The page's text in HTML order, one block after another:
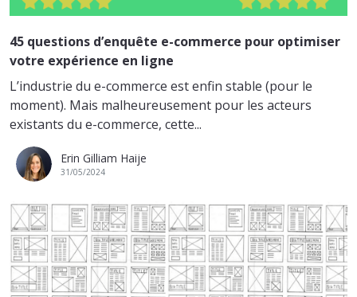
45 questions d’enquête e-commerce pour optimiser
votre expérience en ligne
L’industrie du e-commerce est enfin stable (pour le
moment). Mais malheureusement pour les acteurs
existants du e-commerce, cette...
Erin Gilliam Haije
31/05/2024